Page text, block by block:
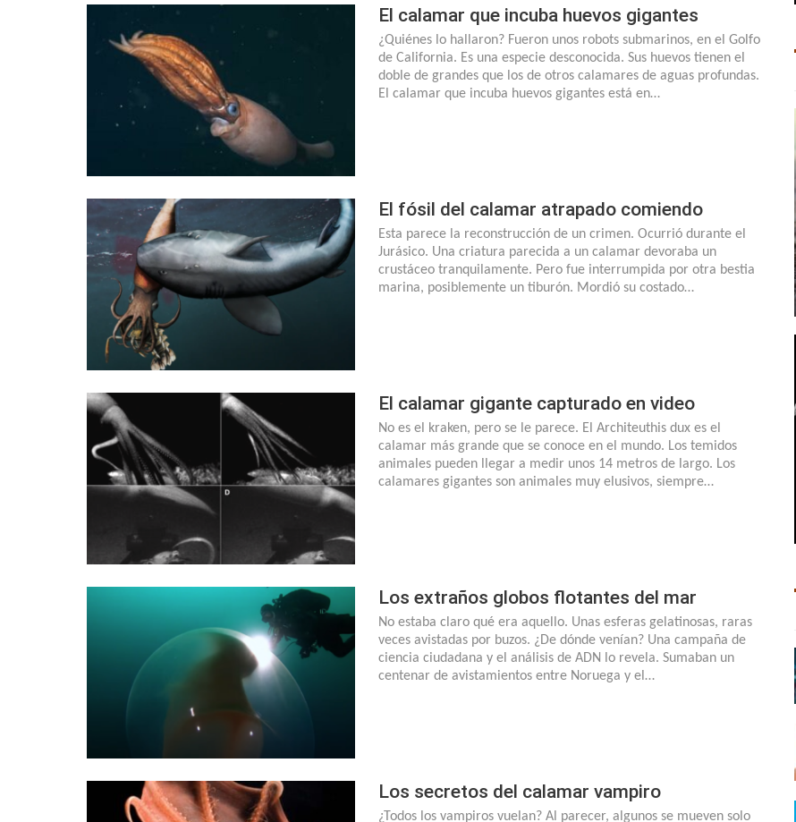
El calamar que incuba huevos gigantes
¿Quiénes lo hallaron? Fueron unos robots submarinos, en el Golfo
de California. Es una especie desconocida. Sus huevos tienen el
doble de grandes que los de otros calamares de aguas profundas.
El calamar que incuba huevos gigantes está en…
El fósil del calamar atrapado comiendo
Esta parece la reconstrucción de un crimen. Ocurrió durante el
Jurásico. Una criatura parecida a un calamar devoraba un
crustáceo tranquilamente. Pero fue interrumpida por otra bestia
marina, posiblemente un tiburón. Mordió su costado…
El calamar gigante capturado en video
No es el kraken, pero se le parece. El Architeuthis dux es el
calamar más grande que se conoce en el mundo. Los temidos
animales pueden llegar a medir unos 14 metros de largo. Los
calamares gigantes son animales muy elusivos, siempre…
Los extraños globos flotantes del mar
No estaba claro qué era aquello. Unas esferas gelatinosas, raras
veces avistadas por buzos. ¿De dónde venían? Una campaña de
ciencia ciudadana y el análisis de ADN lo revela. Sumaban un
centenar de avistamientos entre Noruega y el…
Los secretos del calamar vampiro
¿Todos los vampiros vuelan? Al parecer, algunos se mueven solo